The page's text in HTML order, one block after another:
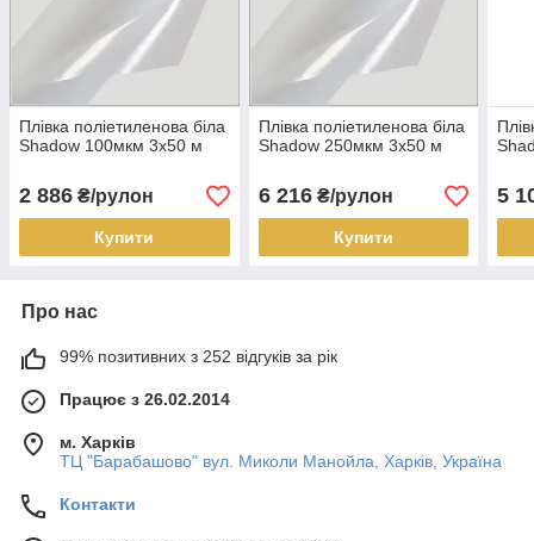
Плівка поліетиленова біла
Shadow 100мкм 3х50 м
2 886 ₴/рулон
Купити
Плівка поліетиленова біла
Shadow 250мкм 3х50 м
6 216₴/рулон
Купити
5
Про нас
99% позитивних з 252 відгуків за рік
Працює з 26.02.2014
м. Харків
ТЦ "Барабашово" вул. Миколи Манойла, Харків, Україна
Контакти